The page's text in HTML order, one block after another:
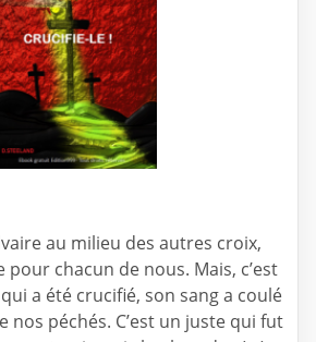
au milieu des autres croix,
pour chacun de nous. Mais, c’est
a été crucifié, son sang a coulé
nos péchés. C’est un juste qui fut